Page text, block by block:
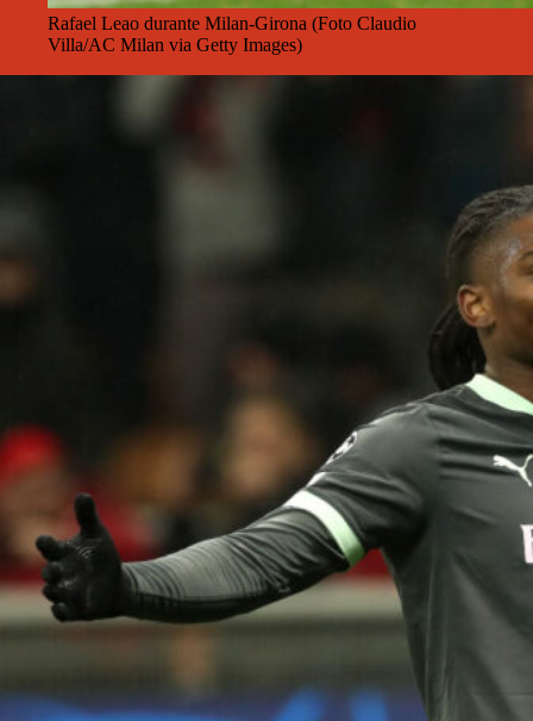
Rafael Leao durante Milan-Girona (Foto Claudio
Villa/AC Milan via Getty Images)